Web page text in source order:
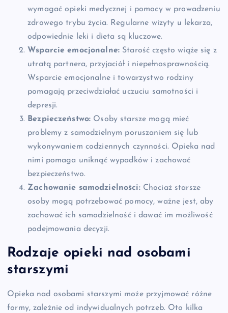
wymagać opieki medycznej i pomocy w prowadzeniu
zdrowego trybu życia. Regularne wizyty u lekarza,
odpowiednie leki i dieta są kluczowe.
Wsparcie emocjonalne: Starość często wiąże się z
utratą partnera, przyjaciół i niepełnosprawnością.
Wsparcie emocjonalne i towarzystwo rodziny
pomagają przeciwdziałać uczuciu samotności i
depresji.
Bezpieczeństwo: Osoby starsze mogą mieć
problemy z samodzielnym poruszaniem się lub
wykonywaniem codziennych czynności. Opieka nad
nimi pomaga uniknąć wypadków i zachować
bezpieczeństwo.
Zachowanie samodzielności:Chociaż starsze
osoby mogą potrzebować pomocy, ważne jest, aby
zachować ich samodzielność i dawać im możliwość
podejmowania decyzji.
Rodzaje opieki nad osobami
starszymi
Opieka nad osobami starszymi może przyjmować różne
formy, zależnie od indywidualnych potrzeb. Oto kilka